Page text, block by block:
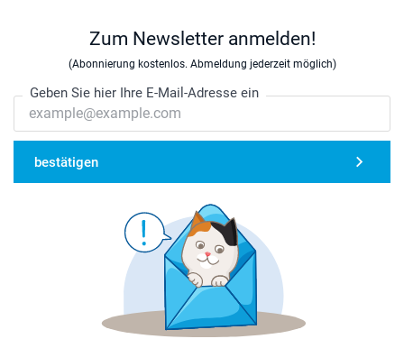
Zum Newsletter anmelden!
(Abonnierung kostenlos. Abmeldung jederzeit möglich)
Geben Sie hier Ihre E-Mail-Adresse ein
bestätigen